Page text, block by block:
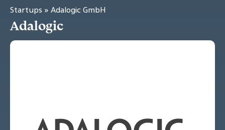
Startups » Adalogic GmbH
Adalogic